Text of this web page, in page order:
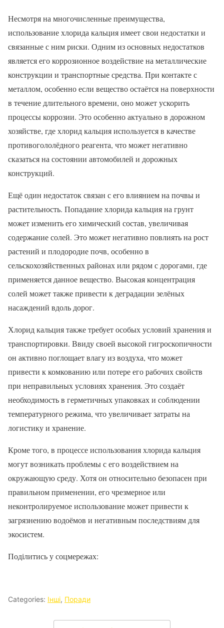
Несмотря на многочисленные преимущества,
использование хлорида кальция имеет свои недостатки и
связанные с ним риски. Одним из основных недостатков
является его коррозионное воздействие на металлические
конструкции и транспортные средства. При контакте с
металлом, особенно если вещество остаётся на поверхности
в течение длительного времени, оно может ускорить
процессы коррозии. Это особенно актуально в дорожном
хозяйстве, где хлорид кальция используется в качестве
противогололёдного реагента, что может негативно
сказаться на состоянии автомобилей и дорожных
конструкций.
Ещё один недостаток связан с его влиянием на почвы и
растительность. Попадание хлорида кальция на грунт
может изменить его химический состав, увеличивая
содержание солей. Это может негативно повлиять на рост
растений и плодородие почв, особенно в
сельскохозяйственных районах или рядом с дорогами, где
применяется данное вещество. Высокая концентрация
солей может также привести к деградации зелёных
насаждений вдоль дорог.
Хлорид кальция также требует особых условий хранения и
транспортировки. Ввиду своей высокой гигроскопичности
он активно поглощает влагу из воздуха, что может
привести к комкованию или потере его рабочих свойств
при неправильных условиях хранения. Это создаёт
необходимость в герметичных упаковках и соблюдении
температурного режима, что увеличивает затраты на
логистику и хранение.
Кроме того, в процессе использования хлорида кальция
могут возникать проблемы с его воздействием на
окружающую среду. Хотя он относительно безопасен при
правильном применении, его чрезмерное или
неконтролируемое использование может привести к
загрязнению водоёмов и негативным последствиям для
экосистем.
Поділитись у соцмережах:
Categories: Інші, Поради